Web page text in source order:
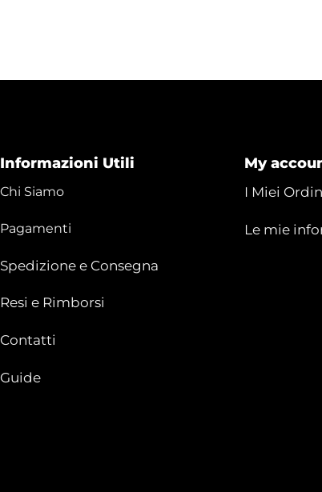
Informazioni Utili
Chi Siamo
Pagamenti
Spedizione e Consegna
Resi e Rimborsi
Contatti
Guide
My
I Miei
Le mie